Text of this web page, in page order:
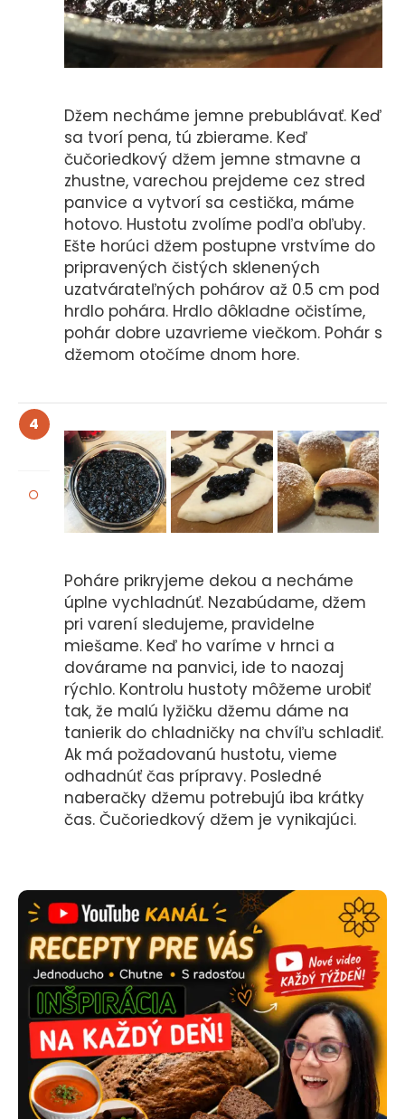
Džem necháme jemne prebublávať. Keď
sa tvorí pena, tú zbierame. Keď
čučoriedkový džem jemne stmavne a
zhustne, varechou prejdeme cez stred
panvice a vytvorí sa cestička, máme
hotovo. Hustotu zvolíme podľa obľuby.
Ešte horúci džem postupne vrstvíme do
pripravených čistých sklenených
uzatvárateľných pohárov až 0.5 cm pod
hrdlo pohára. Hrdlo dôkladne očistíme,
pohár dobre uzavrieme viečkom. Pohár s
džemom otočíme dnom hore.
4
Poháre prikryjeme dekou a necháme
úplne vychladnúť. Nezabúdame, džem
pri varení sledujeme, pravidelne
miešame. Keď ho varíme v hrnci a
dovárame na panvici, ide to naozaj
rýchlo. Kontrolu hustoty môžeme urobiť
tak, že malú lyžičku džemu dáme na
tanierik do chladničky na chvíľu schladiť.
Ak má požadovanú hustotu, vieme
odhadnúť čas prípravy. Posledné
naberačky džemu potrebujú iba krátky
čas. Čučoriedkový džem je vynikajúci.